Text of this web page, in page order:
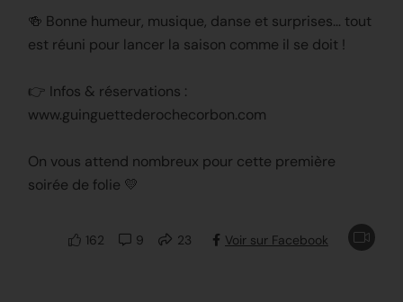
🍻 Bonne humeur, musique, danse et surprises… tout
est réuni pour lancer la saison comme il se doit !
👉 Infos & réservations :
www.guinguettederochecorbon.com
On vous attend nombreux pour cette première
soirée de folie 💛
162 9 23 Voir sur Facebook